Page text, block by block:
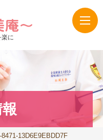
に
13D6E9EBDD7F